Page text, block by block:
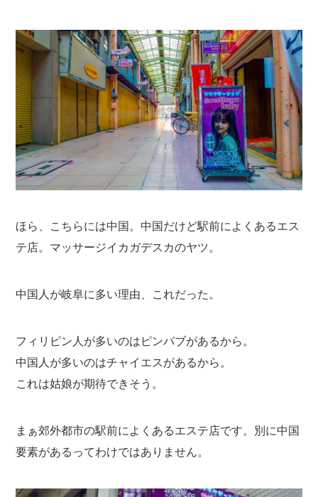
ほら、こちらには中国。中国だけど駅前によくあるエス
テ店。マッサージイカガデスカのヤツ。
中国人が岐阜に多い理由、これだった。
フィリピン人が多いのはピンパブがあるから。
中国人が多いのはチャイエスがあるから。
これは姑娘が期待できそう。
まぁ郊外都市の駅前によくあるエステ店です。別に中国
要素があるってわけではありません。